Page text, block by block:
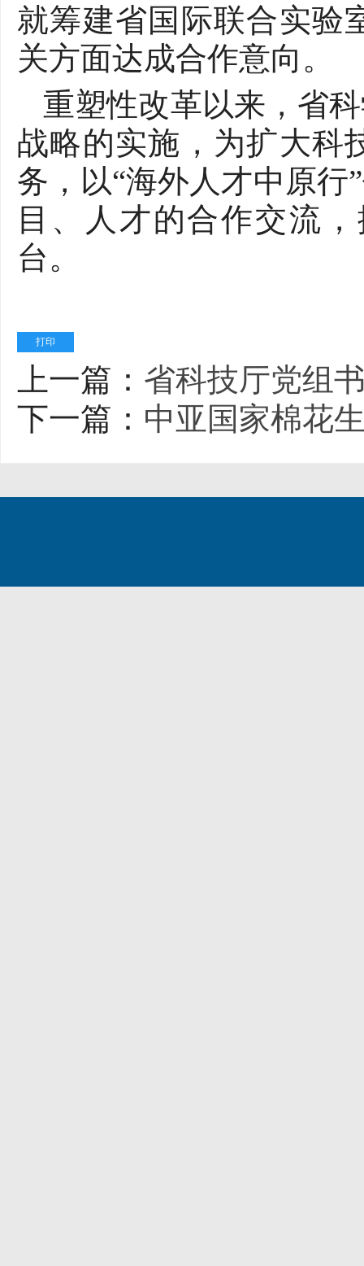
就筹建省国际联合实验
关方面达成合作意向。
重塑性改革以来，省
战略的实施，为扩大科
务，以“海外人才中原
目、人才的合作交流
台。
打印
上一篇： 省科技厅党组
下一篇： 中亚国家棉花